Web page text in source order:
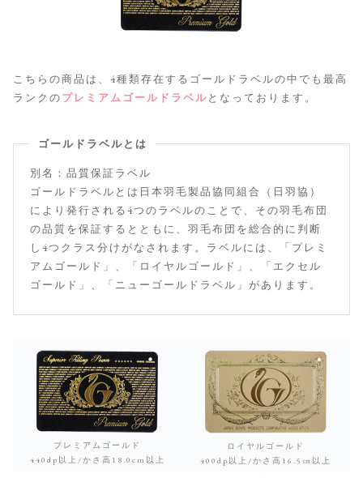
こちらの商品は、4種類存在するゴールドラベルの中でも最高
ランクのプレミアムゴールドラベルとなっております。
ゴールドラベルとは
別名：品質保証ラベル
ゴールドラベルとは日本羽毛製品協同組合（日羽協）
により発行される4つのラベルのことで、その羽毛布団
の品質を保証するとともに、羽毛布団を総合的に判断
し4つクラス分けがなされます。ラベルには、「プレミ
アムゴールド」、「ロイヤルゴールド」、「エクセル
ゴールド」、「ニューゴールドラベル」があります。
プレミアムゴールド
440dp以上/かさ高18.0cm以上
ロイヤルゴールド
400dp以上/かさ高16.5㎝以上